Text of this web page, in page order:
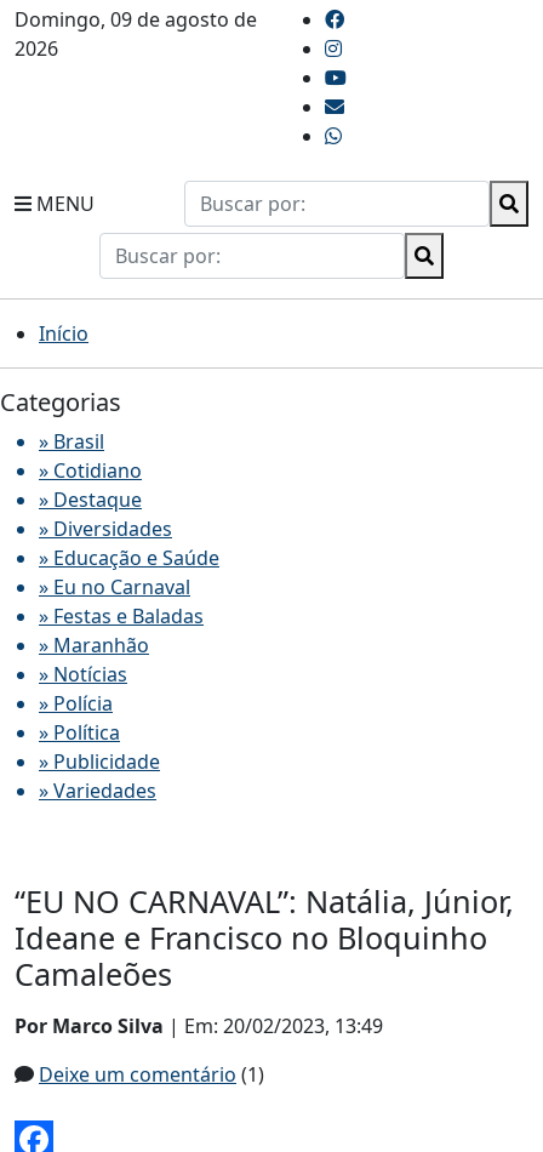
Domingo, 09 de agosto de
2026
MENU
Início
Categorias
» Brasil
» Cotidiano
» Destaque
» Diversidades
» Educação e Saúde
» Eu no Carnaval
» Festas e Baladas
» Maranhão
» Notícias
» Polícia
» Política
» Publicidade
» Variedades
“EU NO CARNAVAL”: Natália, Júnior,
Ideane e Francisco no Bloquinho
Camaleões
Por Marco Silva | Em: 20/02/2023, 13:49
Deixe um comentário (1)